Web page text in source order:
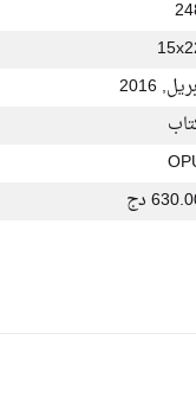
2016
دج